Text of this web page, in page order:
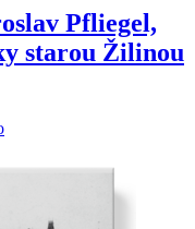
Pfliegel,
starou Žilinou